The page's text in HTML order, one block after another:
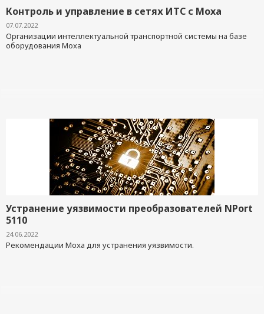
Контроль и управление в сетях ИТС с Moxa
07.07.2022
Организации интеллектуальной транспортной системы на базе
оборудования Moxa
Устранение уязвимости преобразователей NPort
5110
24.06.2022
Рекомендации Moxa для устранения уязвимости.